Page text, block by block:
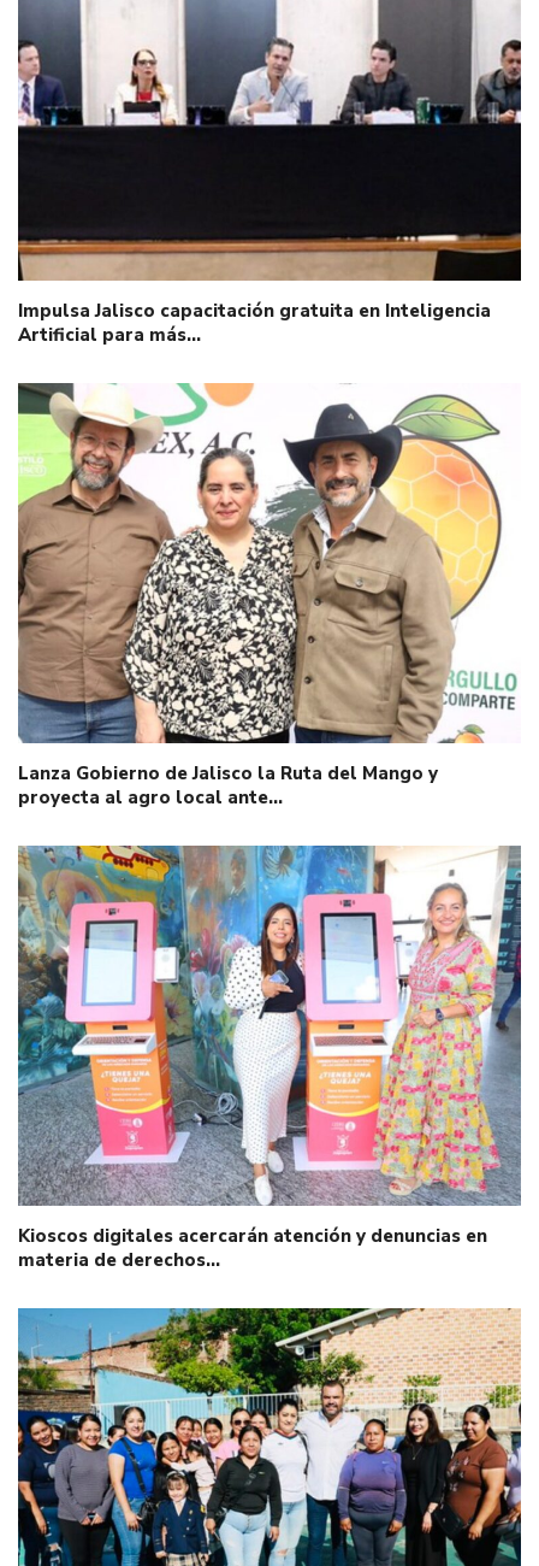
Impulsa Jalisco capacitación gratuita en Inteligencia
Artificial para más…
Lanza Gobierno de Jalisco la Ruta del Mango y
proyecta al agro local ante…
Kioscos digitales acercarán atención y denuncias en
materia de derechos…